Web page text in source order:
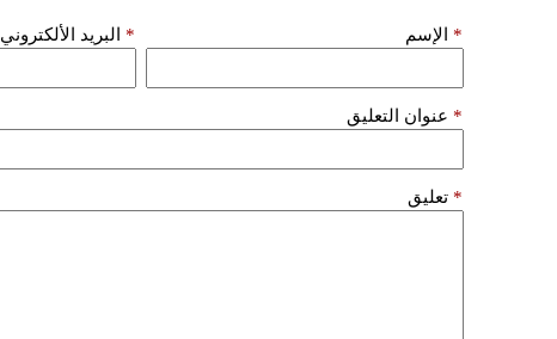
الإسم * البريد الألكتروني *
عنوان التعليق *
تعليق *